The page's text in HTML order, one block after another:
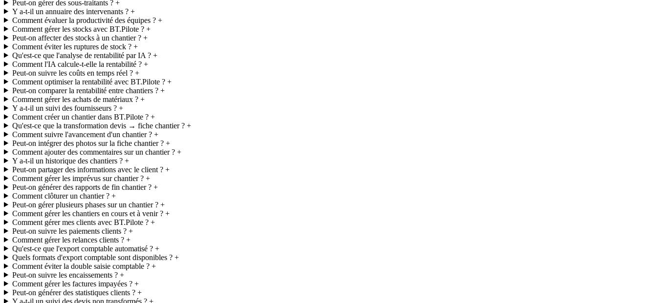
Peut-on gérer des sous-traitants ?
Y a-t-il un annuaire des intervenants ?
Comment évaluer la productivité des équipes ?
Comment gérer les stocks avec BT.Pilote ?
Peut-on affecter des stocks à un chantier ?
Comment éviter les ruptures de stock ?
Qu'est-ce que l'analyse de rentabilité par IA ?
Comment l'IA calcule-t-elle la rentabilité ?
Peut-on suivre les coûts en temps réel ?
Comment optimiser la rentabilité avec BT.Pilote ?
Peut-on comparer la rentabilité entre chantiers ?
Comment gérer les achats de matériaux ?
Y a-t-il un suivi des fournisseurs ?
Comment créer un chantier dans BT.Pilote ?
Qu'est-ce que la transformation devis → fiche chantier ?
Comment suivre l'avancement d'un chantier ?
Peut-on intégrer des photos sur la fiche chantier ?
Comment ajouter des commentaires sur un chantier ?
Y a-t-il un historique des chantiers ?
Peut-on partager des informations avec le client ?
Comment gérer les imprévus sur chantier ?
Peut-on générer des rapports de fin chantier ?
Comment clôturer un chantier ?
Peut-on gérer plusieurs phases sur un chantier ?
Comment gérer les chantiers en cours et à venir ?
Comment gérer mes clients avec BT.Pilote ?
Peut-on suivre les paiements clients ?
Comment gérer les relances clients ?
Qu'est-ce que l'export comptable automatisé ?
Quels formats d'export comptable sont disponibles ?
Comment éviter la double saisie comptable ?
Peut-on suivre les encaissements ?
Comment gérer les factures impayées ?
Peut-on générer des statistiques clients ?
Y a-t-il un suivi des devis non transformés ?